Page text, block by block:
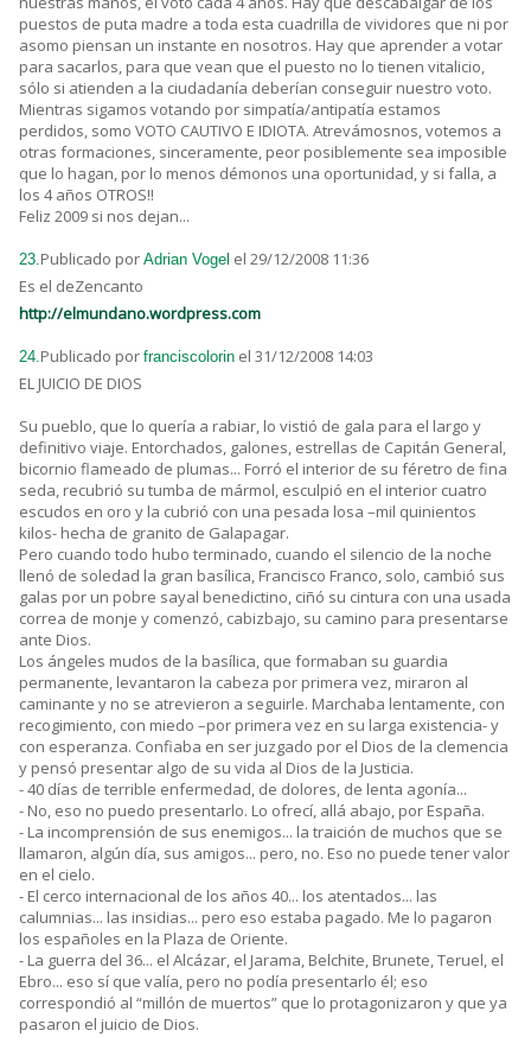
puestos de puta madre a toda esta cuadrilla de vividores que ni por
asomo piensan un instante en nosotros. Hay que aprender a votar
para sacarlos, para que vean que el puesto no lo tienen vitalicio,
sólo si atienden a la ciudadanía deberían conseguir nuestro voto.
Mientras sigamos votando por simpatía/antipatía estamos
perdidos, somo VOTO CAUTIVO E IDIOTA. Atrevámosnos, votemos a
otras formaciones, sinceramente, peor posiblemente sea imposible
que lo hagan, por lo menos démonos una oportunidad, y si falla, a
los 4 años OTROS!!
Feliz 2009 si nos dejan...
23.Publicado por Adrian Vogel el 29/12/2008 11:36
Es el deZencanto
http://elmundano.wordpress.com
24.Publicado por franciscolorin el 31/12/2008 14:03
EL JUICIO DE DIOS
Su pueblo, que lo quería a rabiar, lo vistió de gala para el largo y
definitivo viaje. Entorchados, galones, estrellas de Capitán General,
bicornio flameado de plumas... Forró el interior de su féretro de fina
seda, recubrió su tumba de mármol, esculpió en el interior cuatro
escudos en oro y la cubrió con una pesada losa –mil quinientos
kilos- hecha de granito de Galapagar.
Pero cuando todo hubo terminado, cuando el silencio de la noche
llenó de soledad la gran basílica, Francisco Franco, solo, cambió sus
galas por un pobre sayal benedictino, ciñó su cintura con una usada
correa de monje y comenzó, cabizbajo, su camino para presentarse
ante Dios.
Los ángeles mudos de la basílica, que formaban su guardia
permanente, levantaron la cabeza por primera vez, miraron al
caminante y no se atrevieron a seguirle. Marchaba lentamente, con
recogimiento, con miedo –por primera vez en su larga existencia- y
con esperanza. Confiaba en ser juzgado por el Dios de la clemencia
y pensó presentar algo de su vida al Dios de la Justicia.
- 40 días de terrible enfermedad, de dolores, de lenta agonía...
- No, eso no puedo presentarlo. Lo ofrecí, allá abajo, por España.
- La incomprensión de sus enemigos... la traición de muchos que se
llamaron, algún día, sus amigos... pero, no. Eso no puede tener valor
en el cielo.
- El cerco internacional de los años 40... los atentados... las
calumnias... las insidias... pero eso estaba pagado. Me lo pagaron
los españoles en la Plaza de Oriente.
- La guerra del 36... el Alcázar, el Jarama, Belchite, Brunete, Teruel, el
Ebro... eso sí que valía, pero no podía presentarlo él; eso
correspondió al “millón de muertos” que lo protagonizaron y que ya
pasaron el juicio de Dios.